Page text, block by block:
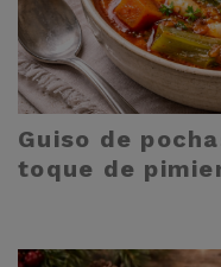
Guiso de
toque de